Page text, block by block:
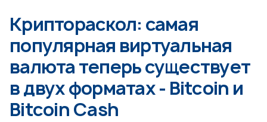
Криптораскол: самая
популярная виртуальная
валюта теперь существует
в двух форматах - Bitcoin и
Bitcoin Cash